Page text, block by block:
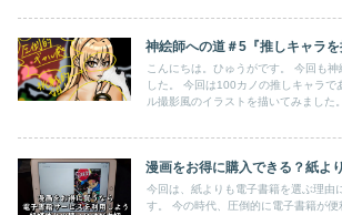
神絵師への道＃5『推しキャラを
こんにちは。ひゅうがです。 今回も
した。 今回は100カノの推しキャラで
ル撮影風のイラストを描いてみました
漫画をお得に購入できる？紙よ
今回は、紙よりも電子書籍を選ぶ理由
す。 今の時代、圧倒的に電子書籍が